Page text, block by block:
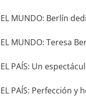
EL MUNDO: Berlín
EL MUNDO: Teresa
EL PAÍS: Un
EL PAÍS: Perfección y